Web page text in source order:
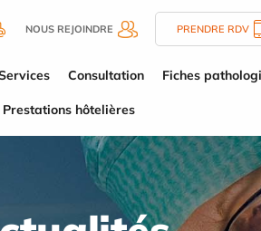
NOUS REJOINDRE PRENDRE RDV
Consultation Fiches
Prestations hôtelières